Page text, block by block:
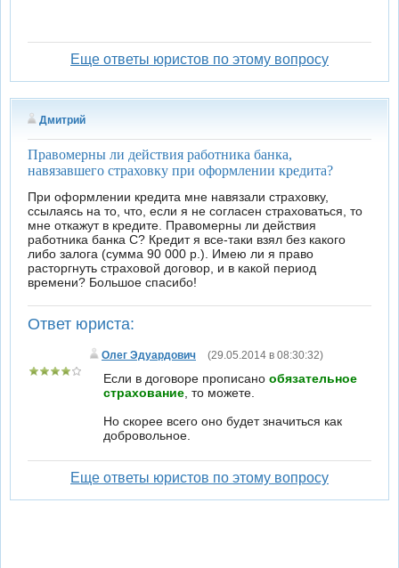
Еще ответы юристов по этому вопросу
Дмитрий
Правомерны ли действия работника банка,
навязавшего страховку при оформлении кредита?
При оформлении кредита мне навязали страховку,
ссылаясь на то, что, если я не согласен страховаться, то
мне откажут в кредите. Правомерны ли действия
работника банка С? Кредит я все-таки взял без какого
либо залога (сумма 90 000 р.). Имею ли я право
расторгнуть страховой договор, и в какой период
времени? Большое спасибо!
Ответ юриста:
Олег Эдуардович (29.05.2014 в 08:30:32)
Если в договоре прописано обязательное
страхование , то можете.
Но скорее всего оно будет значиться как
добровольное.
Еще ответы юристов по этому вопросу